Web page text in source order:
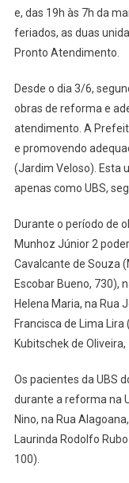
e, das 19h às 7h da
feriados, as duas
Pronto Atendimento.
Desde o dia 3/6,
obras de reforma e
atendimento. A
e promovendo
(Jardim Veloso). Esta
apenas como UBS,
Durante o período de
Munhoz Júnior 2
Cavalcante de Souza
Escobar Bueno, 730),
Helena Maria, na Rua
Francisca de Lima Lira
Kubitschek de Oliveira,
Os pacientes da UBS
durante a reforma na
Nino, na Rua
Laurinda Rodolfo
100).